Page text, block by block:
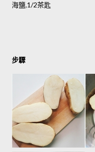
海鹽,1/2茶匙
步驟